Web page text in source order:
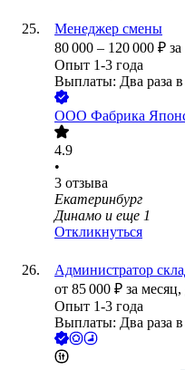
Менеджер смены
80 000 – 120 000 ₽
Опыт 1-3 года
Выплаты: Два раза в
ООО Фабрика
4.9
•
3 отзыва
Екатеринбург
Динамо и еще 1
Откликнуться
Администратор
от 85 000 ₽ за месяц,
Опыт 1-3 года
Выплаты: Два раза в